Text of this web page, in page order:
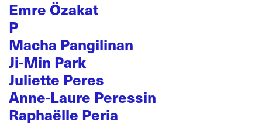
Emre Özakat
P
Macha Pangilinan
Ji-Min Park
Juliette Peres
Anne-Laure Peressin
Raphaëlle Peria